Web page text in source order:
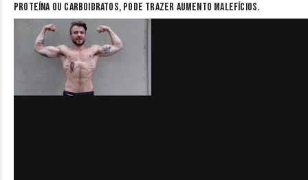
proteína ou carboidratos, pode trazer aumento malefícios.